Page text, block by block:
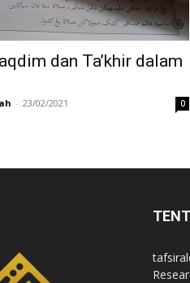
Referensi
Indonesia
dan Ta’khir dalam
- 23/02/2021 0